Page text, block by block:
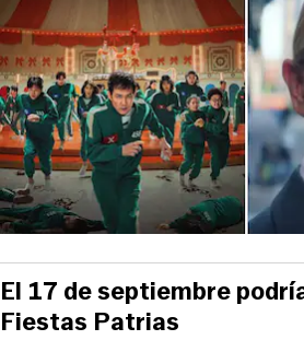
El 17 de septiembre
Fiestas Patrias